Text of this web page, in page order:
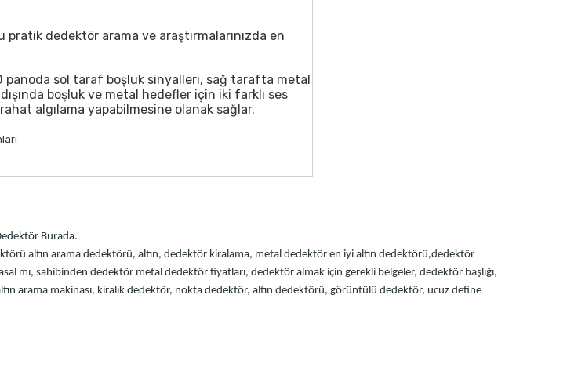
pratik dedektör arama ve araştırmalarınızda en
panoda sol taraf boşluk sinyalleri, sağ tarafta metal
boşluk ve metal hedefler için iki farklı ses
algılama yapabilmesine olanak sağlar.
Burada.
altın arama dedektörü, altın, dedektör kiralama, metal dedektör en iyi altın dedektörü,dedektör
mı, sahibinden dedektör metal dedektör fiyatları, dedektör almak için gerekli belgeler, dedektör başlığı,
arama makinası, kiralık dedektör, nokta dedektör, altın dedektörü, görüntülü dedektör, ucuz define